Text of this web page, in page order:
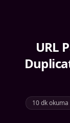
URL
10 dk okuma